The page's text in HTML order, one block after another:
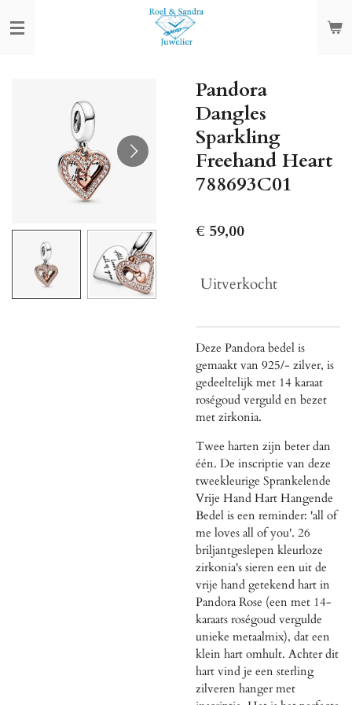
direct
Pandora
Dangles
Sparkling
Freehand Heart
788693C01
€ 59,00
Uitverkocht
Deze Pandora bedel is
gemaakt van 925/- zilver, is
gedeeltelijk met 14 karaat
roségoud verguld en bezet
met zirkonia.
Twee harten zijn beter dan
één. De inscriptie van deze
tweekleurige Sprankelende
Vrije Hand Hart Hangende
Bedel is een reminder: 'all of
me loves all of you'. 26
briljantgeslepen kleurloze
zirkonia's sieren een uit de
vrije hand getekend hart in
Pandora Rose (een met 14-
karaats roségoud vergulde
unieke metaalmix), dat een
klein hart omhult. Achter dit
hart vind je een sterling
zilveren hanger met